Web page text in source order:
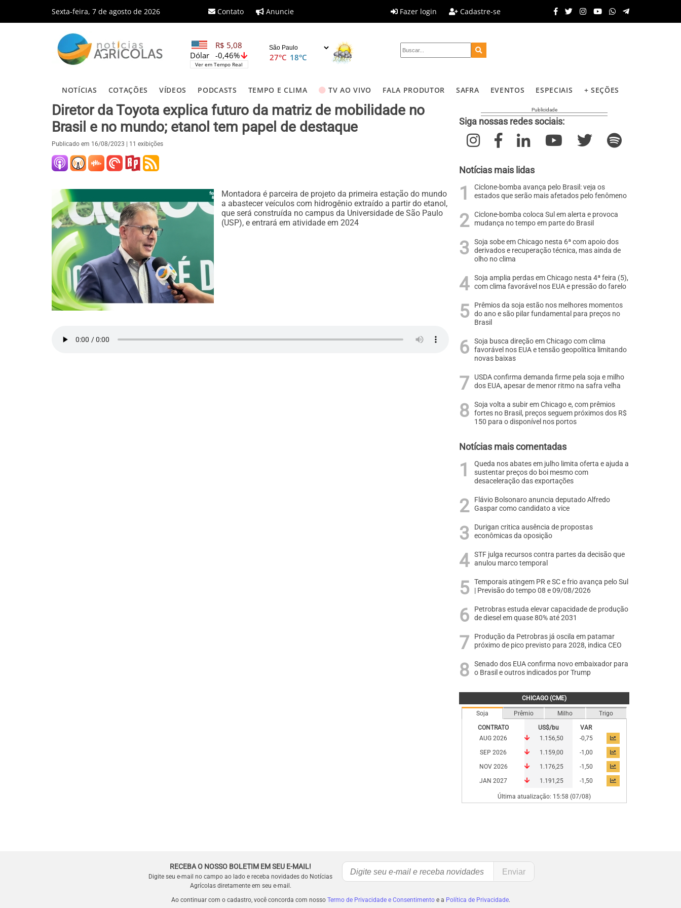
Sexta-feira, 7 de agosto de 2026 Contato Anuncie Fazer login Cadastre-se
R$ 5,08
-0,46%
Dólar
Ver em Tempo Real
27°C 18°C
NOTÍCIAS COTAÇÕES VÍDEOS PODCASTS TEMPO E CLIMA TV AO VIVO FALA PRODUTOR SAFRA EVENTOS ESPECIAIS + SEÇÕES
Diretor da Toyota explica futuro da matriz de mobilidade no
Brasil e no mundo; etanol tem papel de destaque
Publicado em 16/08/2023 | 11 exibições
Montadora é parceira de projeto da primeira estação do mundo
a abastecer veículos com hidrogênio extraído a partir do etanol,
que será construída no campus da Universidade de São Paulo
(USP), e entrará em atividade em 2024
Siga nossas redes sociais:
Notícias mais lidas
Ciclone-bomba avança pelo Brasil: veja os
estados que serão mais afetados pelo fenômeno
Ciclone-bomba coloca Sul em alerta e provoca
mudança no tempo em parte do Brasil
Soja sobe em Chicago nesta 6ª com apoio dos
derivados e recuperação técnica, mas ainda de
olho no clima
Soja amplia perdas em Chicago nesta 4ª feira (5),
com clima favorável nos EUA e pressão do farelo
Prêmios da soja estão nos melhores momentos
do ano e são pilar fundamental para preços no
Brasil
Soja busca direção em Chicago com clima
favorável nos EUA e tensão geopolítica limitando
novas baixas
USDA confirma demanda firme pela soja e milho
dos EUA, apesar de menor ritmo na safra velha
Soja volta a subir em Chicago e, com prêmios
fortes no Brasil, preços seguem próximos dos R$
150 para o disponível nos portos
Notícias mais comentadas
Queda nos abates em julho limita oferta e ajuda a
sustentar preços do boi mesmo com
desaceleração das exportações
Flávio Bolsonaro anuncia deputado Alfredo
Gaspar como candidato a vice
Durigan critica ausência de propostas
econômicas da oposição
STF julga recursos contra partes da decisão que
anulou marco temporal
Temporais atingem PR e SC e frio avança pelo Sul
| Previsão do tempo 08 e 09/08/2026
Petrobras estuda elevar capacidade de produção
de diesel em quase 80% até 2031
Produção da Petrobras já oscila em patamar
próximo de pico previsto para 2028, indica CEO
Senado dos EUA confirma novo embaixador para
o Brasil e outros indicados por Trump
CHICAGO (CME)
Soja Prêmio Milho
Trigo
CONTRATO
US$/bu
VAR
AUG 2026
1.156,50
-0,75
SEP 2026
1.159,00
-1,00
NOV 2026
1.176,25
-1,50
JAN 2027
1.191,25 -1,50
Última atualização: 15:58 (07/08)
RECEBA O NOSSO BOLETIM EM SEU E-MAIL!
Digite seu e-mail no campo ao lado e receba novidades do Notícias
Agrícolas diretamente em seu e-mail.
Ao continuar com o cadastro, você concorda com nosso Termo de Privacidade e Consentimentoe a Política de Privacidade.